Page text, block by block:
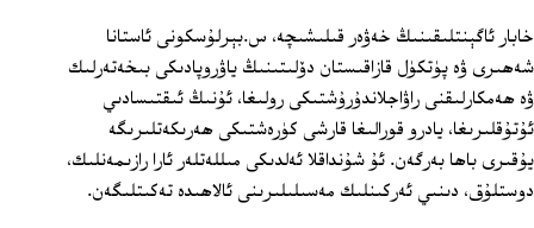
خابار ئاگېنتلىقىنىڭ خەۋەر قىلىشىچە، س.بېرلۇسكونى ئاستانا
شەھىرى ۋە پۈتكۈل قازاقىستان دۆلىتىنىڭ ياۋروپادىكى بىخەتەرلىك
ۋە ھەمكارلىقنى راۋاجلاندۇرۇشتىكى رولىغا، ئۇنىڭ ئىقتىسادىي
ئۇتۇقلىرىغا، يادرو قورالىغا قارشى كۈرەشتىكى ھەرىكەتلىرىگە
يۇقىرى باھا بەرگەن. ئۇ شۇنداقلا ئەلدىكى مىللەتلەر ئارا رازىمەنلىك،
دوستلۇق، دىنىي ئەركىنلىك مەسىلىلىرىنى ئالاھىدە تەكىتلىگەن.